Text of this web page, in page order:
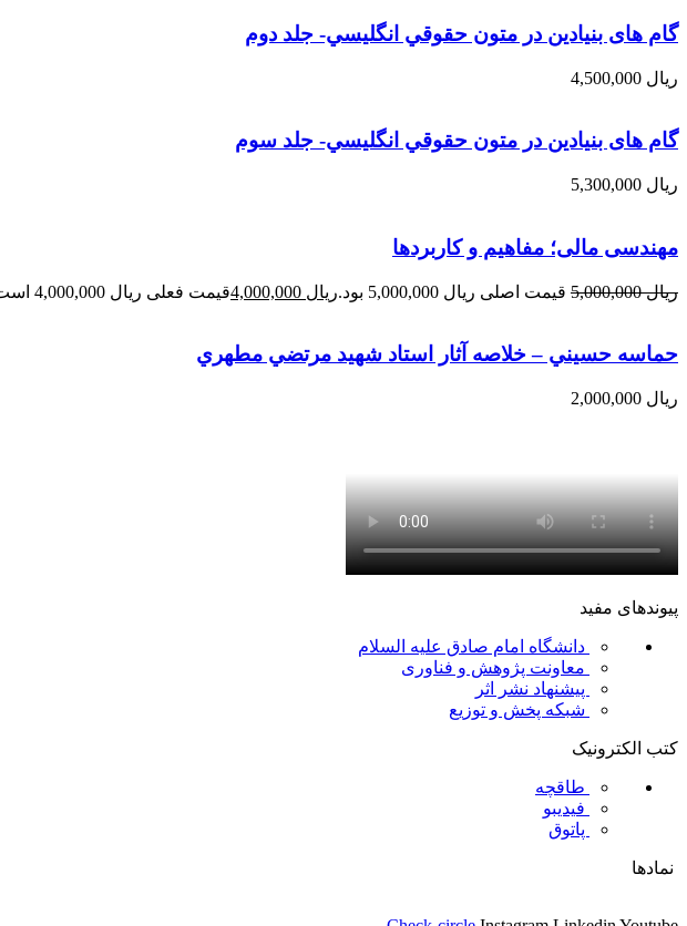
گام های بنیادین در متون حقوقي انگليسي- جلد دوم
ریال
گام های بنیادین در متون حقوقي انگليسي- جلد سوم
ریال
مهندسی مالی؛ مفاهیم و کاربردها
ریال5,000,000 قیمت اصلی ریال 5,000,000 بود. ریال قیمت فعلی ریال 4,000,000 است.
حماسه حسيني – خلاصه آثار استاد شهيد مرتضي مطهري
ریال
پیوندهای مفید
دانشگاه امام صادق علیه السلام
معاونت پژوهش و فناوری
پیشنهاد نشر اثر
شبکه پخش و توزیع
کتب الکترونیک
طاقچه
فیدیبو
پاتوق
نمادها